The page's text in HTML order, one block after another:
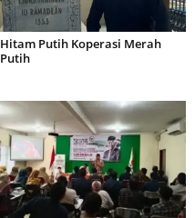
Hitam Putih Koperasi Merah
Putih